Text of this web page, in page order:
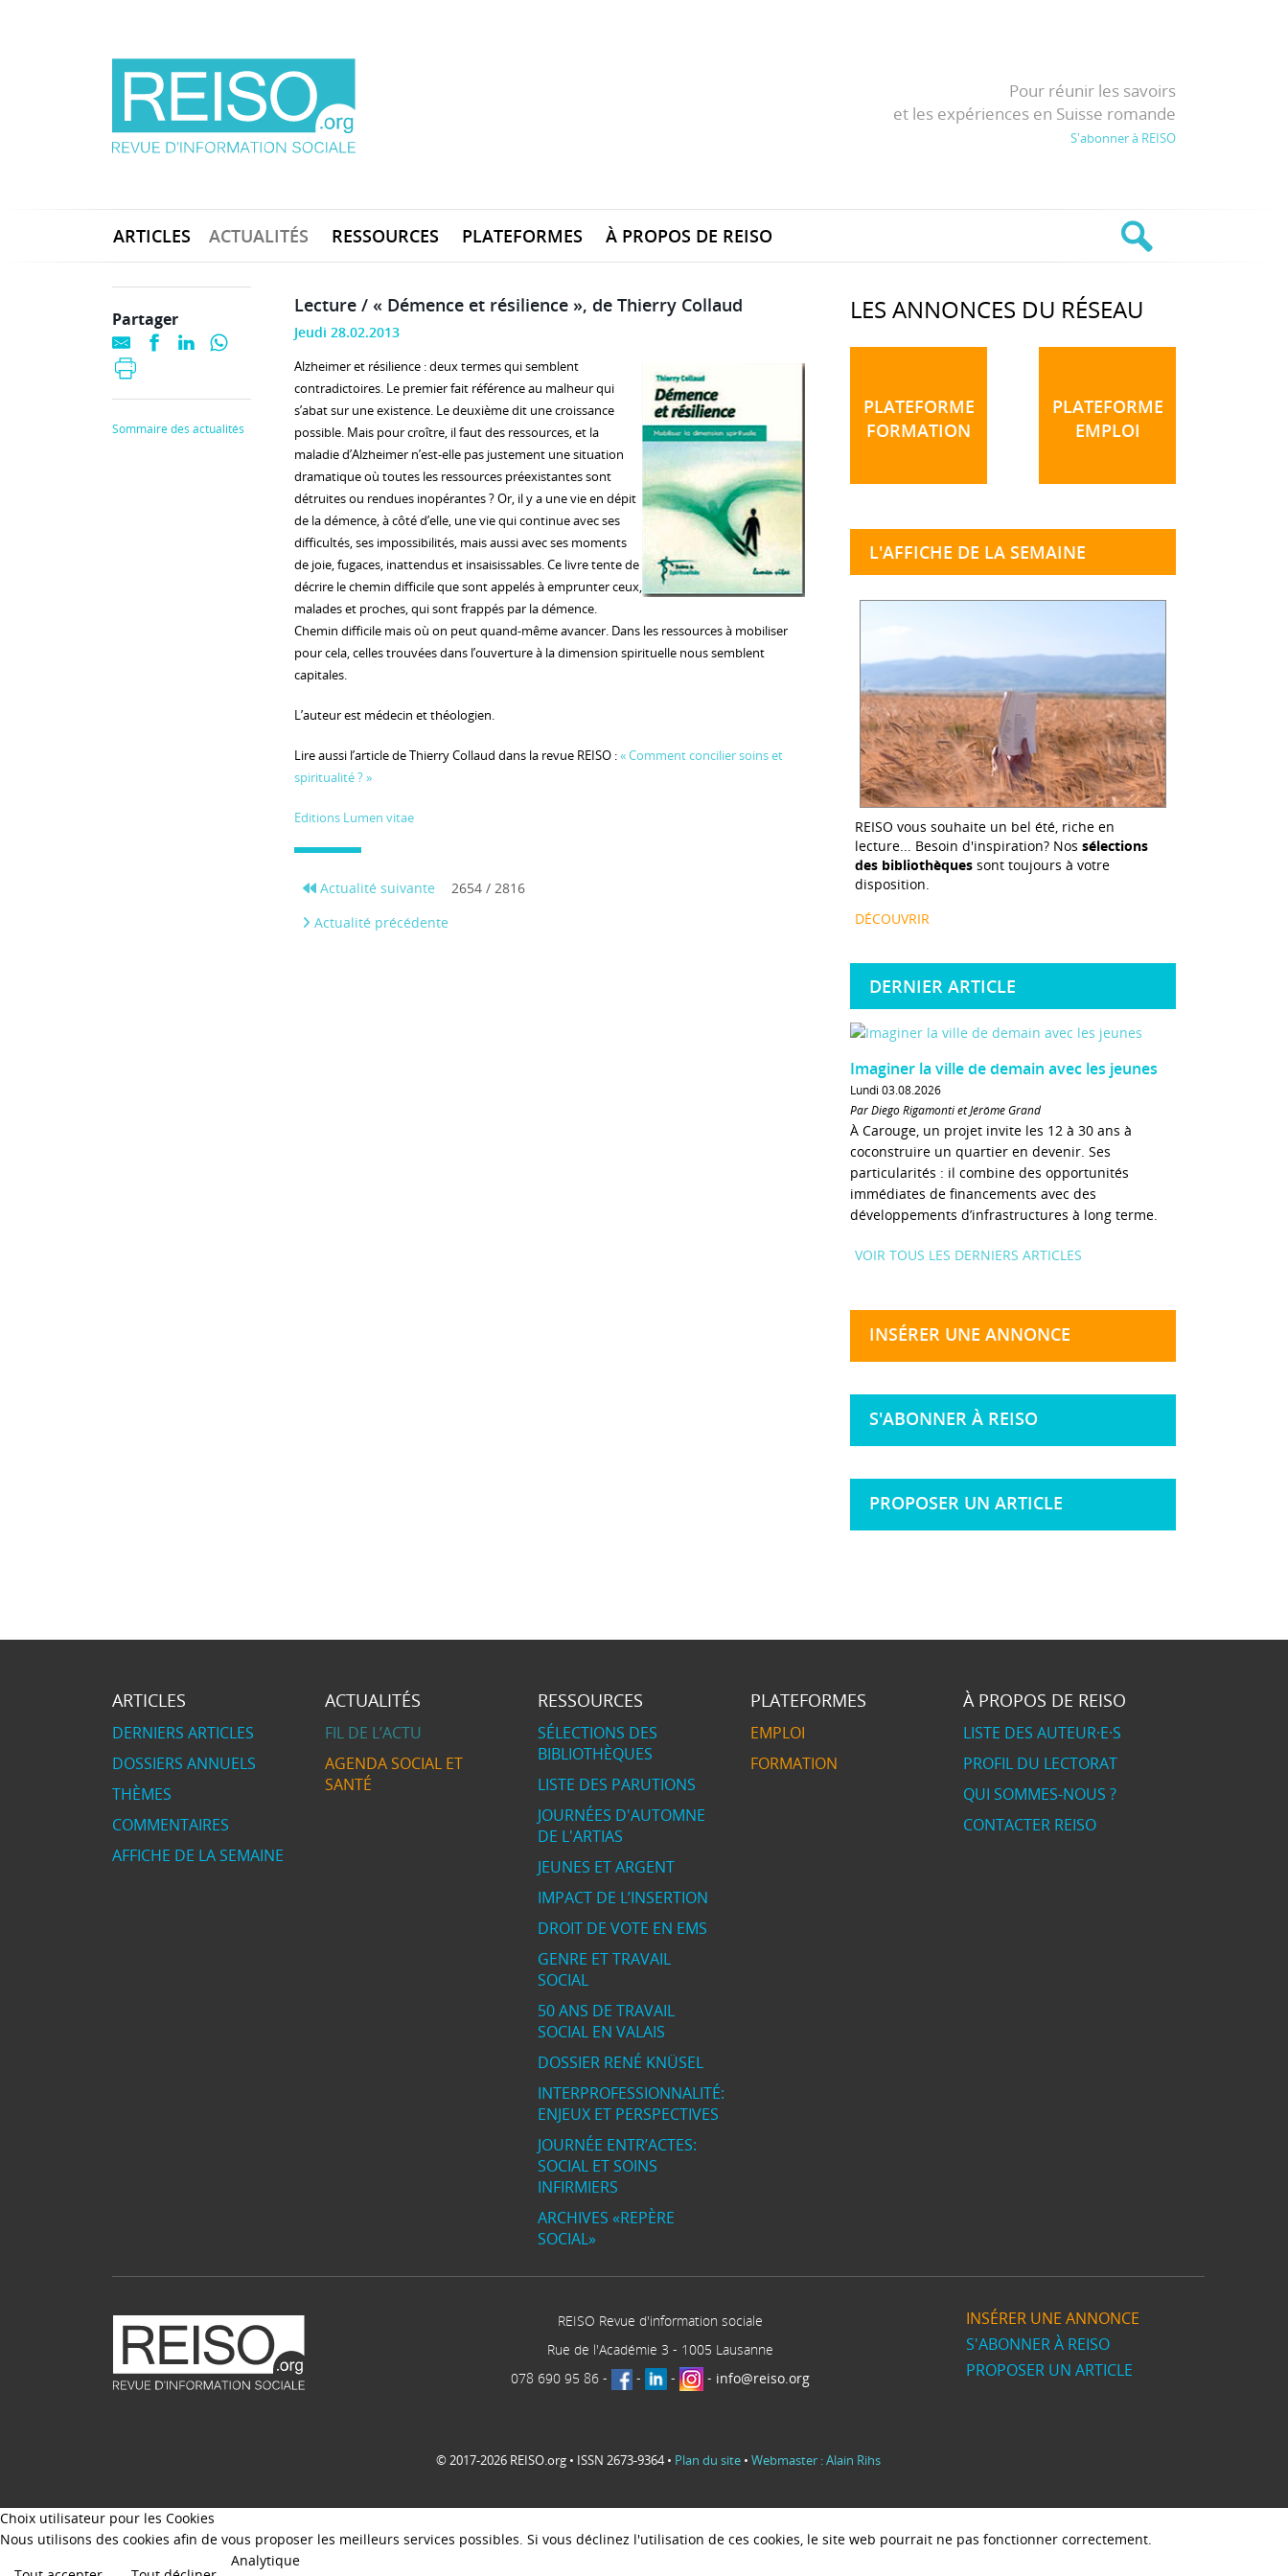
Pour réunir les savoirs
et les expériences en Suisse romande
S'abonner à REISO
ARTICLES ACTUALITÉS RESSOURCES PLATEFORMES À PROPOS DE REISO
Lecture / « Démence et résilience », de Thierry Collaud
Jeudi 28.02.2013
Alzheimer et résilience : deux termes qui semblent
contradictoires. Le premier fait référence au malheur qui
s’abat sur une existence. Le deuxième dit une croissance
possible. Mais pour croître, il faut des ressources, et la
maladie d’Alzheimer n’est-elle pas justement une situation
dramatique où toutes les ressources préexistantes sont
détruites ou rendues inopérantes ? Or, il y a une vie en dépit
de la démence, à côté d’elle, une vie qui continue avec ses
difficultés, ses impossibilités, mais aussi avec ses moments
de joie, fugaces, inattendus et insaisissables. Ce livre tente de
décrire le chemin difficile que sont appelés à emprunter ceux,
malades et proches, qui sont frappés par la démence.
Chemin difficile mais où on peut quand-même avancer. Dans les ressources à mobiliser
pour cela, celles trouvées dans l’ouverture à la dimension spirituelle nous semblent
capitales.
L’auteur est médecin et théologien.
Lire aussi l’article de Thierry Collaud dans la revue REISO :« Comment concilier soins et
spiritualité ? »
Editions Lumen vitae
Actualité suivante
2654 / 2816
Actualité précédente
Partager
Sommaire des actualités
LES ANNONCES DU RÉSEAU
PLATEFORME
FORMATION
PLATEFORME
EMPLOI
L'AFFICHE DE LA SEMAINE
REISO vous souhaite un bel été, riche en
lecture... Besoin d'inspiration? Nos sélections
des bibliothèques sont toujours à votre
disposition.
DÉCOUVRIR
DERNIER ARTICLE
Imaginer la ville de demain avec les jeunes
Lundi 03.08.2026
Par Diego Rigamonti et Jérôme Grand
À Carouge, un projet invite les 12 à 30 ans à
coconstruire un quartier en devenir. Ses
particularités : il combine des opportunités
immédiates de financements avec des
développements d’infrastructures à long terme.
VOIR TOUS LES DERNIERS ARTICLES
INSÉRER UNE ANNONCE
S'ABONNER À REISO
PROPOSER UN ARTICLE
ARTICLES
DERNIERS ARTICLES
DOSSIERS ANNUELS
THÈMES
COMMENTAIRES
AFFICHE DE LA SEMAINE
ACTUALITÉS
FIL DE L’ACTU
AGENDA SOCIAL ET
SANTÉ
RESSOURCES
SÉLECTIONS DES
BIBLIOTHÈQUES
LISTE DES PARUTIONS
JOURNÉES D'AUTOMNE
DE L'ARTIAS
JEUNES ET ARGENT
IMPACT DE L’INSERTION
DROIT DE VOTE EN EMS
GENRE ET TRAVAIL
SOCIAL
50 ANS DE TRAVAIL
SOCIAL EN VALAIS
DOSSIER RENÉ KNÜSEL
INTERPROFESSIONNALITÉ:
ENJEUX ET PERSPECTIVES
JOURNÉE ENTR’ACTES:
SOCIAL ET SOINS
INFIRMIERS
ARCHIVES «REPÈRE
SOCIAL»
PLATEFORMES
EMPLOI
FORMATION
À PROPOS DE REISO
LISTE DES AUTEUR·E·S
PROFIL DU LECTORAT
QUI SOMMES-NOUS ?
CONTACTER REISO
REISO Revue d'information sociale
Rue de l'Académie 3 - 1005 Lausanne
078 690 95 86 - - - - info@reiso.org
INSÉRER UNE ANNONCE
S'ABONNER À REISO
PROPOSER UN ARTICLE
© 2017-2026 REISO.org • ISSN 2673-9364 • Plan du site • Webmaster : Alain Rihs
Choix utilisateur pour les Cookies
Nous utilisons des cookies afin de vous proposer les meilleurs services possibles. Si vous déclinez l'utilisation de ces cookies, le site web pourrait ne pas fonctionner correctement.
Analytique